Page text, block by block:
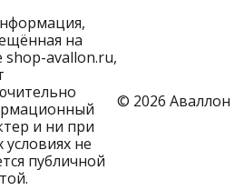
на
shop-avallon.ru,
и ни при
условиях не
публичной
© 2026 Аваллон